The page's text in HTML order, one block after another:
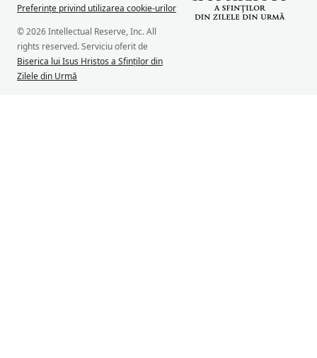
Preferințe privind utilizarea cookie-urilor
© 2026 Intellectual Reserve, Inc. All
rights reserved. Serviciu oferit de
Biserica lui Isus Hristos a Sfinților din
Zilele din Urmă